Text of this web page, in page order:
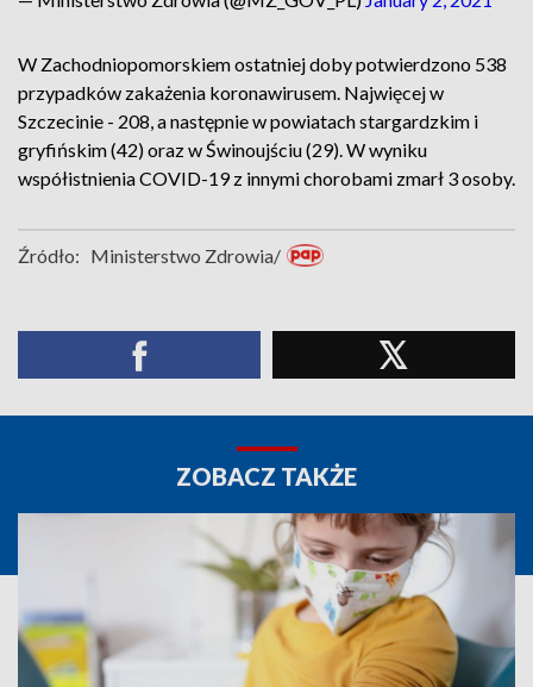
W Zachodniopomorskiem ostatniej doby potwierdzono 538
przypadków zakażenia koronawirusem. Najwięcej w
Szczecinie - 208, a następnie w powiatach stargardzkim i
gryfińskim (42) oraz w Świnoujściu (29). W wyniku
współistnienia COVID-19 z innymi chorobami zmarł 3 osoby.
Źródło: Ministerstwo Zdrowia/
ZOBACZ TAKŻE